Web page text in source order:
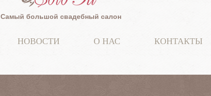
НОВОСТИ О НАС КОНТАКТЫ
Самый большой свадебный салон